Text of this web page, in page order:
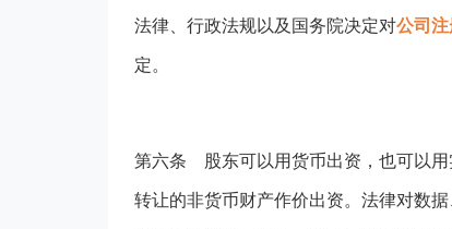
法律、行政法规以及国务院决定对公司注
定。
第六条 股东可以用货币出资，也可以用
转让的非货币财产作价出资。法律对数